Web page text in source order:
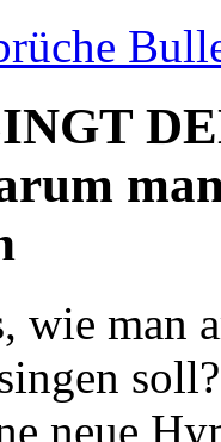
wie man
neue